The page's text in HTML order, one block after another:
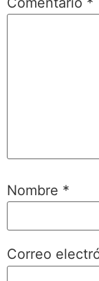
Nombre *
Correo